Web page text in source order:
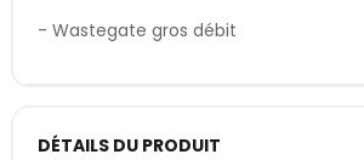
- Wastegate gros débit
DÉTAILS DU PRODUIT